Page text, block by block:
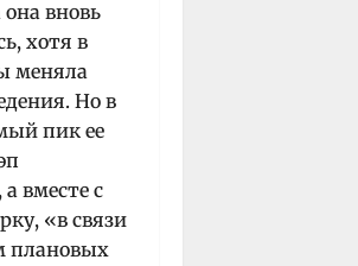
вновь
хотя в
меняла
Но в
пик ее
вместе с
«в связи
плановых